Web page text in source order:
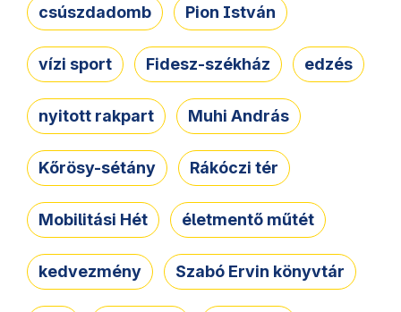
csúszdadomb Pion István
vízi sport Fidesz-székház edzés
nyitott rakpart Muhi András
Kőrösy-sétány Rákóczi tér
Mobilitási Hét életmentő műtét
kedvezmény Szabó Ervin könyvtár